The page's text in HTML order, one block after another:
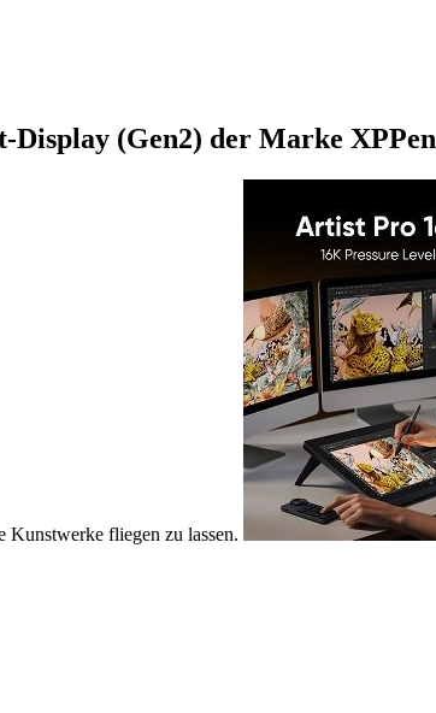
(Gen2) der Marke XPPen
fliegen zu lassen.